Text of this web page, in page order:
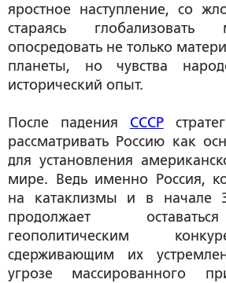
яростное наступление, со
стараясь
опосредовать не только
планеты, но чувства
исторический опыт.
После падения СССР
рассматривать Россию как
для установления
мире. Ведь именно Россия,
на катаклизмы и в начале
продолжает
геополитическим
сдерживающим их
угрозе массированного